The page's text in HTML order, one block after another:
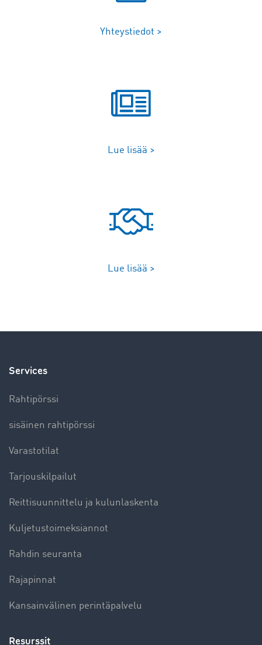
Yhteystiedot >
Lue lisää >
Lue lisää >
Services
Rahtipörssi
sisäinen rahtipörssi
Varastotilat
Tarjouskilpailut
Reittisuunnittelu ja kulunlaskenta
Kuljetustoimeksiannot
Rahdin seuranta
Rajapinnat
Kansainvälinen perintäpalvelu
Resurssit